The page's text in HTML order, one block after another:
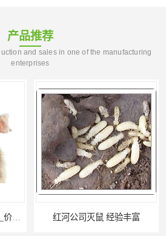
产品推荐
and sales in one of the manufacturing
enterprises
红河公司灭鼠 经验丰富